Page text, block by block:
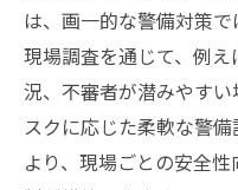
は、画一的な警備対策で
現場調査を通じて、例
況、不審者が潜みやす
スクに応じた柔軟な警
より、現場ごとの安全